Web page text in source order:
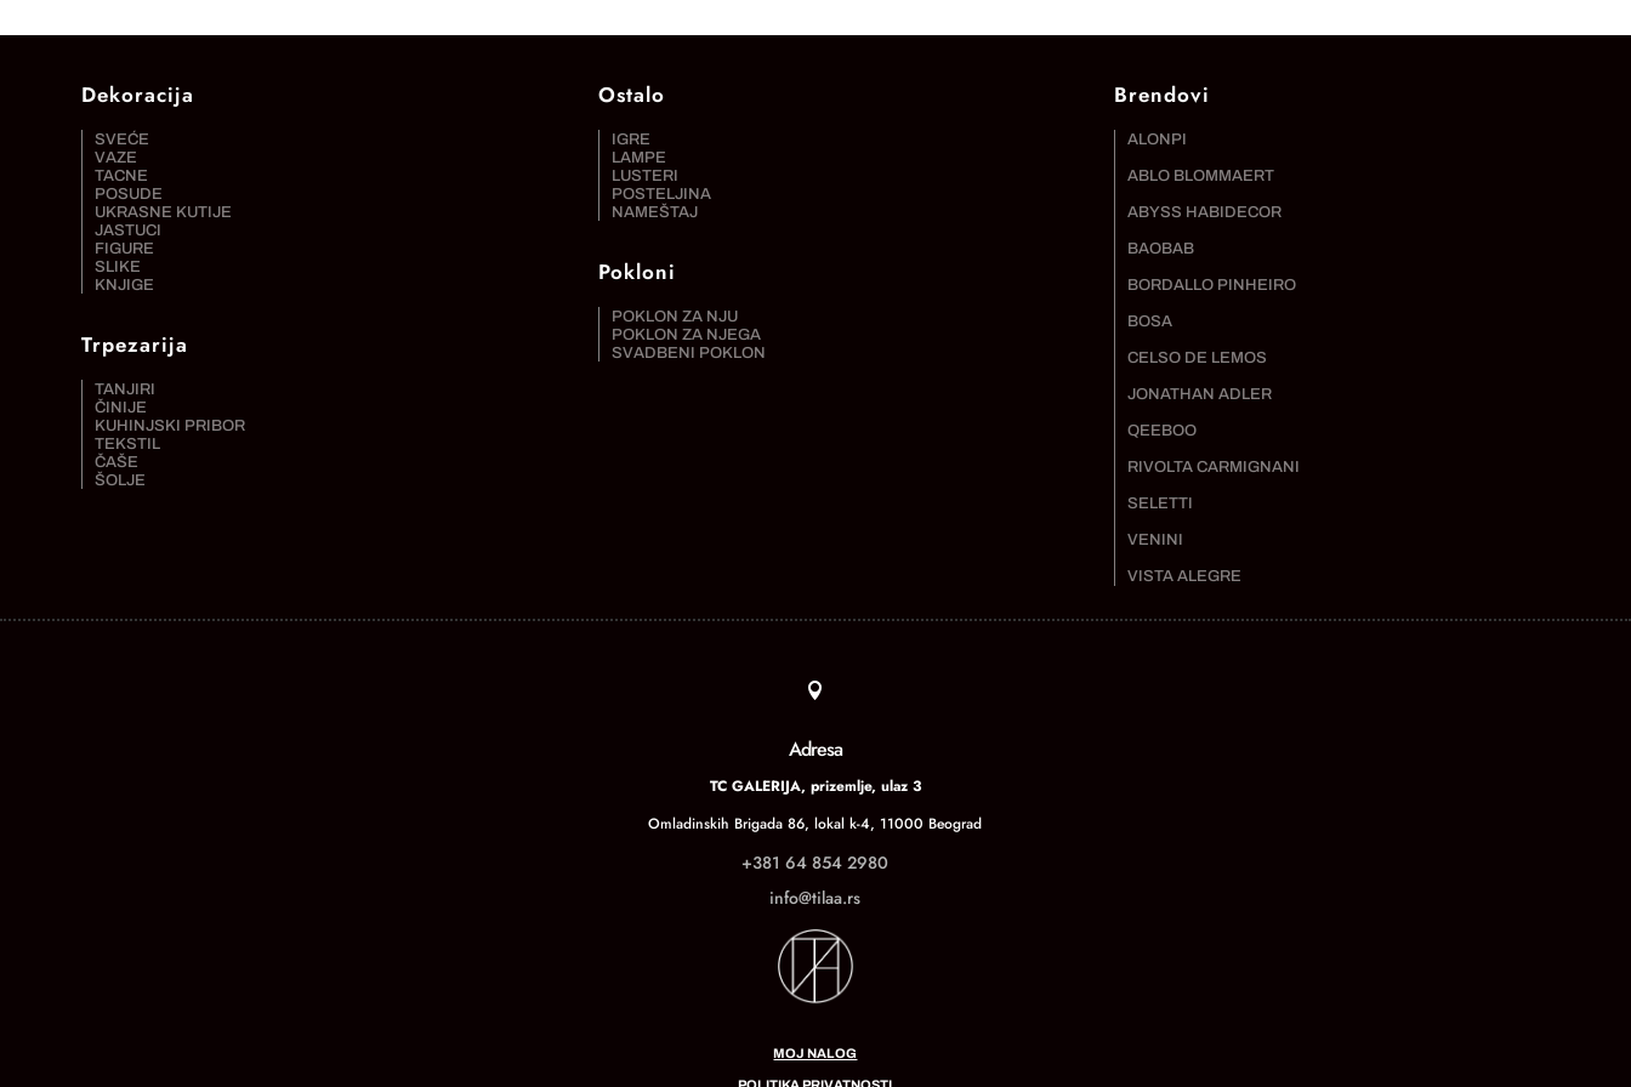
Dekoracija
SVEĆE
VAZE
TACNE
POSUDE
UKRASNE KUTIJE
JASTUCI
FIGURE
SLIKE
KNJIGE
Trpezarija
TANJIRI
ČINIJE
KUHINJSKI PRIBOR
TEKSTIL
ČAŠE
ŠOLJE
Ostalo
IGRE
LAMPE
LUSTERI
POSTELJINA
NAMEŠTAJ
Pokloni
POKLON ZA NJU
POKLON ZA NJEGA
SVADBENI POKLON
Brendovi
ALONPI
ABLO BLOMMAERT
ABYSS HABIDECOR
BAOBAB
BORDALLO PINHEIRO
BOSA
CELSO DE LEMOS
JONATHAN ADLER
QEEBOO
RIVOLTA CARMIGNANI
SELETTI
VENINI
VISTA ALEGRE

Adresa
TC GALERIJA, prizemlje, ulaz 3
Omladinskih Brigada 86, lokal k-4, 11000 Beograd
+381 64 854 2980
info@tilaa.rs
MOJ NALOG